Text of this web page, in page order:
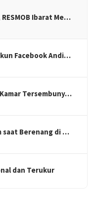
Ibarat Me…
Facebook Andi…
Tersembuny…
saat Berenang di …
dan Terukur